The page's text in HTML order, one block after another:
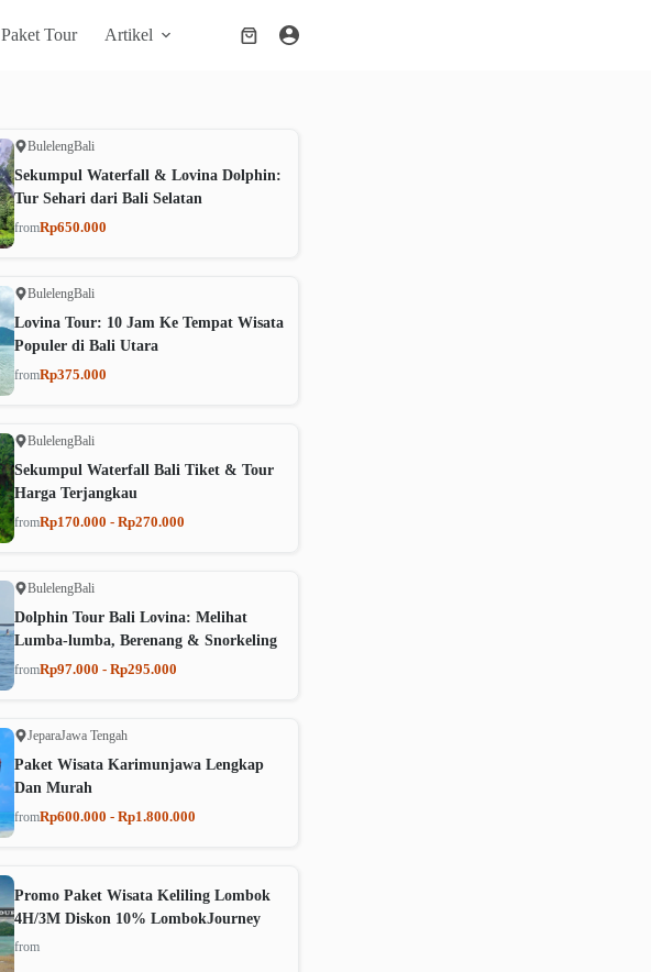
Paket Tour Artikel
Shopping
BulelengBali
Sekumpul Waterfall & Lovina Dolphin:
Tur Sehari dari Bali Selatan
fromRp650.000
BulelengBali
Lovina Tour: 10 Jam Ke Tempat Wisata
Populer di Bali Utara
fromRp375.000
BulelengBali
Sekumpul Waterfall Bali Tiket & Tour
Harga Terjangkau
fromRp170.000 - Rp270.000
BulelengBali
Dolphin Tour Bali Lovina: Melihat
Lumba-lumba, Berenang & Snorkeling
fromRp97.000 - Rp295.000
JeparaJawa Tengah
Paket Wisata Karimunjawa Lengkap
Dan Murah
fromRp600.000 - Rp1.800.000
Promo Paket Wisata Keliling Lombok
4H/3M Diskon 10% LombokJourney
from